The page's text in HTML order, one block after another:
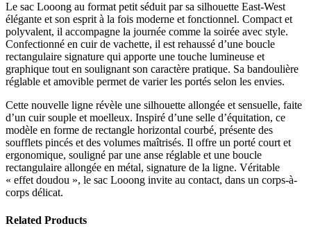
Le sac Looong au format petit séduit par sa silhouette East-West
élégante et son esprit à la fois moderne et fonctionnel. Compact et
polyvalent, il accompagne la journée comme la soirée avec style.
Confectionné en cuir de vachette, il est rehaussé d’une boucle
rectangulaire signature qui apporte une touche lumineuse et
graphique tout en soulignant son caractère pratique. Sa bandoulière
réglable et amovible permet de varier les portés selon les envies.
Cette nouvelle ligne révèle une silhouette allongée et sensuelle, faite
d’un cuir souple et moelleux. Inspiré d’une selle d’équitation, ce
modèle en forme de rectangle horizontal courbé, présente des
soufflets pincés et des volumes maîtrisés. Il offre un porté court et
ergonomique, souligné par une anse réglable et une boucle
rectangulaire allongée en métal, signature de la ligne. Véritable
« effet doudou », le sac Looong invite au contact, dans un corps-à-
corps délicat.
Related Products